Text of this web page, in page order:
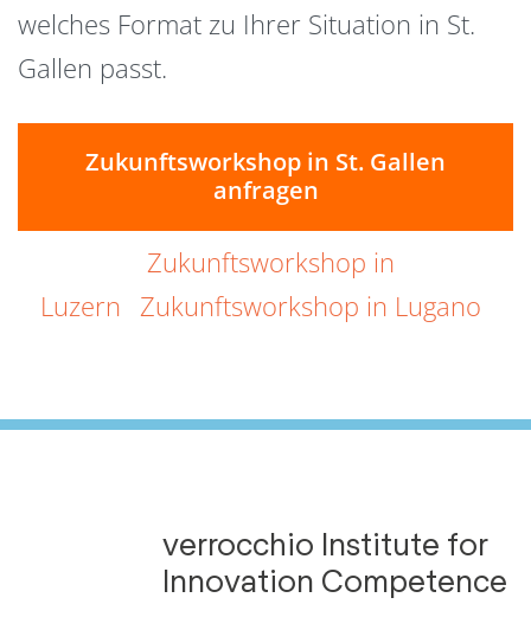
welches Format zu Ihrer Situation in St.
Gallen passt.
Zukunftsworkshop in St. Gallen
anfragen
Zukunftsworkshop in
Luzern Zukunftsworkshop in Lugano
verrocchio Institute for
Innovation Competence